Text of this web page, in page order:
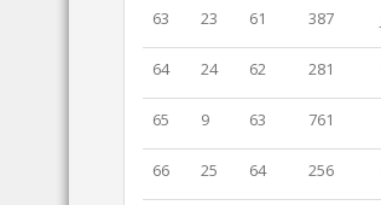
63 23 61 387
64 24 62 281
65 9 63 761
66 25 64 256